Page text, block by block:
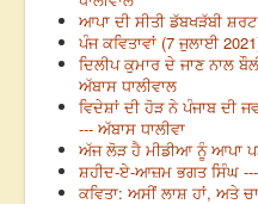
ਆਪਾ ਦੀ ਸੀਤੀ ਡੱਬਖੜੱਬੀ
ਪੰਜ ਕਵਿਤਾਵਾਂ (7 ਜੁਲਾਈ
ਦਿਲੀਪ ਕੁਮਾਰ ਦੇ ਜਾਣ ਨਾਲ
ਅੱਬਾਸ ਧਾਲੀਵਾਲ
ਵਿਦੇਸ਼ਾਂ ਦੀ ਹੋੜ ਨੇ ਪੰਜਾਬ ਦੀ
--- ਅੱਬਾਸ ਧਾਲੀਵਾ
ਅੱਜ ਲੋੜ ਹੈ ਮੀਡੀਆ ਨੂੰ ਆਪਾ
ਸ਼ਹੀਦ-ਏ-ਆਜ਼ਮ ਭਗਤ ਸਿੰਘ ---
ਕਵਿਤਾ: ਅਸੀਂ ਲਾਸ਼ ਹਾਂ, ਅਤੇ